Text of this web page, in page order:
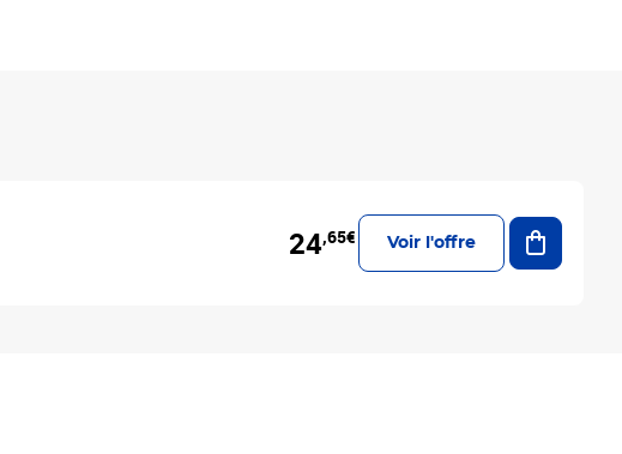
24,65€ Voir l'offre
Ajouter